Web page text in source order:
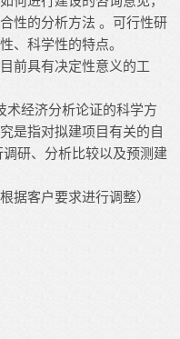
性的分析方法 。可行性研
、科学性的特点。
前具有决定性意义的工
术经济分析论证的科学方
是指对拟建项目有关的自
研、分析比较以及预测建
据客户要求进行调整）